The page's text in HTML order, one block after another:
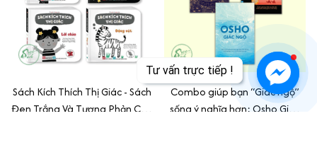
Sách Kích Thích Thị Giác - Sách
Đen Trắng Và Tương Phản Cho
Combo giúp bạn “Giác ngộ”
sống ý nghĩa hơn: Osho Giác